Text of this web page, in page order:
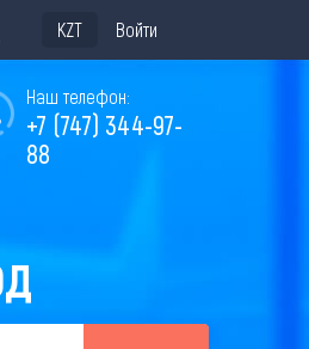
KZT Войти
Наш телефон:
+7 (747) 344-97-
88